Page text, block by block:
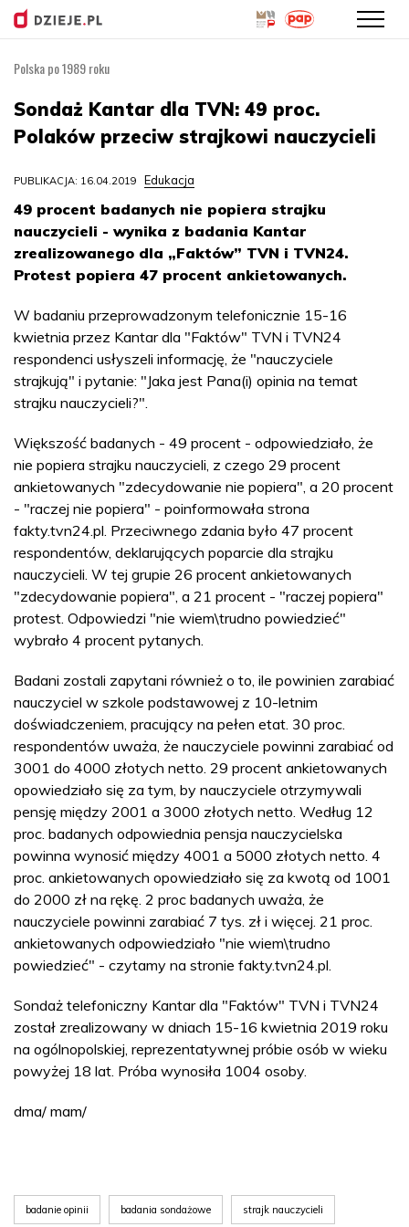
treści
Polska po 1989 roku
Sondaż Kantar dla TVN: 49 proc.
Polaków przeciw strajkowi nauczycieli
PUBLIKACJA: 16.04.2019 Edukacja
49 procent badanych nie popiera strajku
nauczycieli - wynika z badania Kantar
zrealizowanego dla „Faktów” TVN i TVN24.
Protest popiera 47 procent ankietowanych.
W badaniu przeprowadzonym telefonicznie 15-16
kwietnia przez Kantar dla "Faktów" TVN i TVN24
respondenci usłyszeli informację, że "nauczyciele
strajkują" i pytanie: "Jaka jest Pana(i) opinia na temat
strajku nauczycieli?".
Większość badanych - 49 procent - odpowiedziało, że
nie popiera strajku nauczycieli, z czego 29 procent
ankietowanych "zdecydowanie nie popiera", a 20 procent
- "raczej nie popiera" - poinformowała strona
fakty.tvn24.pl. Przeciwnego zdania było 47 procent
respondentów, deklarujących poparcie dla strajku
nauczycieli. W tej grupie 26 procent ankietowanych
"zdecydowanie popiera", a 21 procent - "raczej popiera"
protest. Odpowiedzi "nie wiem\trudno powiedzieć"
wybrało 4 procent pytanych.
Badani zostali zapytani również o to, ile powinien zarabiać
nauczyciel w szkole podstawowej z 10-letnim
doświadczeniem, pracujący na pełen etat. 30 proc.
respondentów uważa, że nauczyciele powinni zarabiać od
3001 do 4000 złotych netto. 29 procent ankietowanych
opowiedziało się za tym, by nauczyciele otrzymywali
pensję między 2001 a 3000 złotych netto. Według 12
proc. badanych odpowiednia pensja nauczycielska
powinna wynosić między 4001 a 5000 złotych netto. 4
proc. ankietowanych opowiedziało się za kwotą od 1001
do 2000 zł na rękę. 2 proc badanych uważa, że
nauczyciele powinni zarabiać 7 tys. zł i więcej. 21 proc.
ankietowanych odpowiedziało "nie wiem\trudno
powiedzieć" - czytamy na stronie fakty.tvn24.pl.
Sondaż telefoniczny Kantar dla "Faktów" TVN i TVN24
został zrealizowany w dniach 15-16 kwietnia 2019 roku
na ogólnopolskiej, reprezentatywnej próbie osób w wieku
powyżej 18 lat. Próba wynosiła 1004 osoby.
dma/ mam/
badanie opinii badania sondażowe strajk nauczycieli